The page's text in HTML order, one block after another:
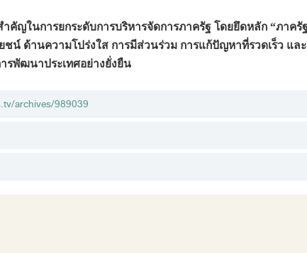
คัญในการยกระดับการบริหารจัดการภาครัฐ โดยยึดหลัก “ภาค
ชน์ ด้านความโปร่งใส การมีส่วนร่วม การแก้ปัญหาที่รวดเร็ว แล
รพัฒนาประเทศอย่างยั่งยืน
archives/989039